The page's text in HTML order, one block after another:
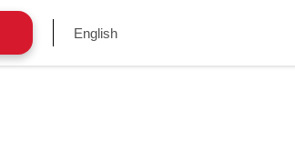
English